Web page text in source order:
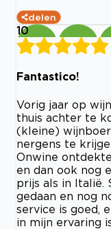
delen
10
Fantastico!
Vorig jaar op
thuis achter te
(kleine)
nergens te
Onwine
en dan ook nog
prijs als in Italië.
gedaan en nog
service is goed,
in mijn ervaring